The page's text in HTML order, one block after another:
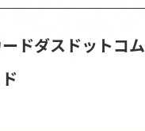
ドダスドットコム